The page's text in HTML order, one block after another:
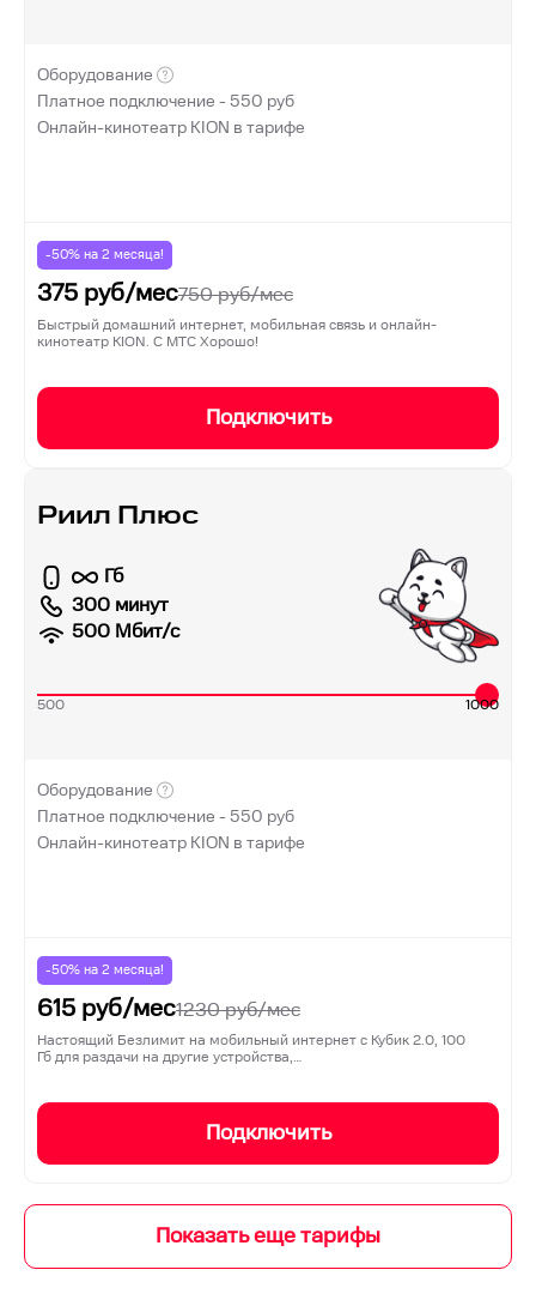
Оборудование
Платное подключение -550 руб
Онлайн-кинотеатр KION в тарифе
-50% на 2 месяца!
375 руб/мес750руб/мес
Быстрый домашний интернет, мобильная связь и онлайн-
кинотеатр KION. С МТС Хорошо!
Подключить
Риил Плюс
Гб
300 минут
500 Мбит/с
500 1000
Оборудование
Платное подключение -550 руб
Онлайн-кинотеатр KION в тарифе
-50% на 2 месяца!
615 руб/мес1230руб/мес
Настоящий Безлимит на мобильный интернет с Кубик 2.0, 100
Гб для раздачи на другие устройства,…
Подключить